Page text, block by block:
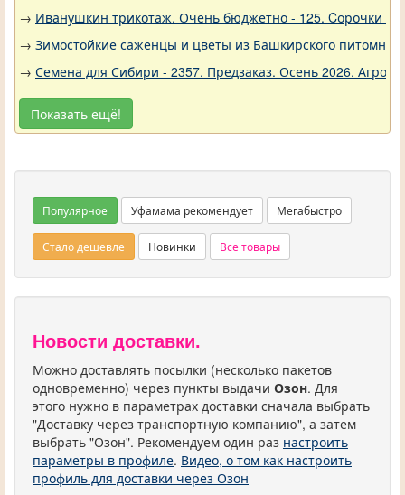
→ Иванушкин трикотаж. Очень бюджетно - 125. Cорочки
→ Зимостойкие саженцы и цветы из Башкирского
→ Семена для Сибири - 2357. Предзаказ. Осень 2026.
Показать ещё!
Популярное Уфамама рекомендует Мегабыстро
Стало дешевле Новинки Все товары
Новости доставки.
Можно доставлять посылки (несколько пакетов
одновременно) через пункты выдачи Озон. Для
этого нужно в параметрах доставки сначала выбрать
"Доставку через транспортную компанию", а затем
выбрать "Озон". Рекомендуем один раз настроить
параметры в профиле. Видео, о том как настроить
профиль для доставки через Озон